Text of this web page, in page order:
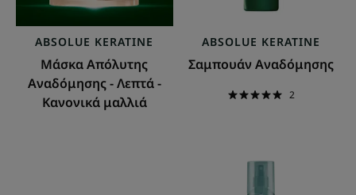
μαλλιά
ABSOLUE KERATINE
Μάσκα Απόλυτης
Αναδόμησης - Λεπτά -
Κανονικά μαλλιά
ABSOLUE KERATINE
Σαμπουάν Αναδόμησης
2
μαλλιών